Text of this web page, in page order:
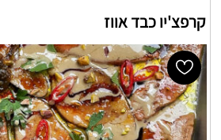
קרפצ'יו כבד אווז